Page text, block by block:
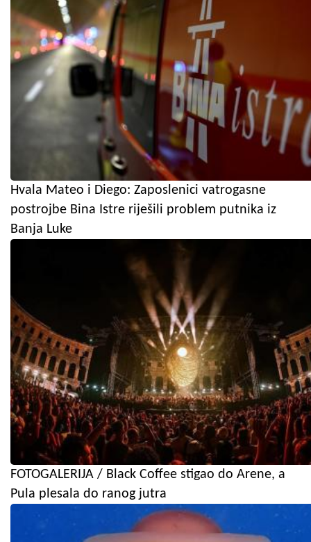
Hvala Mateo i Diego: Zaposlenici vatrogasne
postrojbe Bina Istre riješili problem putnika iz
Banja Luke
FOTOGALERIJA / Black Coffee stigao do Arene, a
Pula plesala do ranog jutra